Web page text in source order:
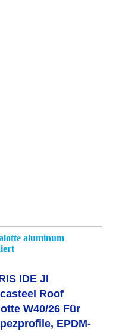
IDE JI
Roof
W40/26 Für
EPDM-